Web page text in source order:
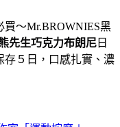
先生巧克力布朗尼 日
存５日，口感扎實、濃